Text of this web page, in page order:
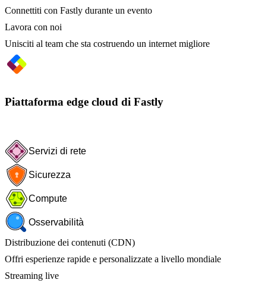
Connettiti con Fastly durante un evento
Lavora con noi
Unisciti al team che sta costruendo un internet migliore
Piattaforma edge cloud di Fastly
Servizi di rete
Sicurezza
Compute
Osservabilità
Distribuzione dei contenuti (CDN)
Offri esperienze rapide e personalizzate a livello mondiale
Streaming live